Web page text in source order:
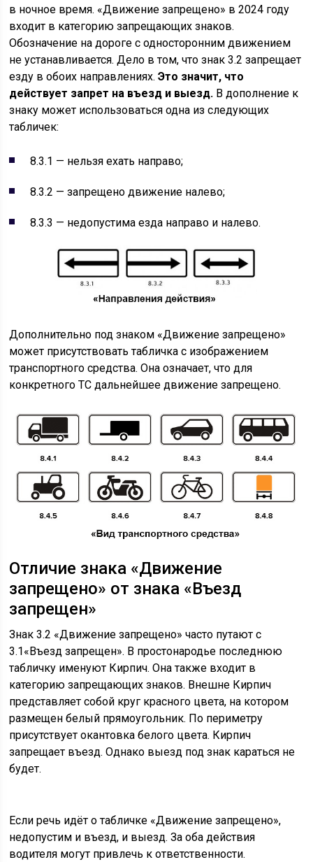
в ночное время. «Движение запрещено» в 2024 году
входит в категорию запрещающих знаков.
Обозначение на дороге с односторонним движением
не устанавливается. Дело в том, что знак 3.2 запрещает
езду в обоих направлениях.Это значит, что
действует запрет на въезд и выезд. В дополнение к
знаку может использоваться одна из следующих
табличек:
8.3.1 — нельзя ехать направо;
8.3.2 — запрещено движение налево;
8.3.3 — недопустима езда направо и налево.
Дополнительно под знаком «Движение запрещено»
может присутствовать табличка с изображением
транспортного средства. Она означает, что для
конкретного ТС дальнейшее движение запрещено.
Отличие знака «Движение
запрещено» от знака «Въезд
запрещен»
Знак 3.2 «Движение запрещено» часто путают с
3.1«Въезд запрещен». В простонародье последнюю
табличку именуют Кирпич. Она также входит в
категорию запрещающих знаков. Внешне Кирпич
представляет собой круг красного цвета, на котором
размещен белый прямоугольник. По периметру
присутствует окантовка белого цвета. Кирпич
запрещает въезд. Однако выезд под знак караться не
будет.
Если речь идёт о табличке «Движение запрещено»,
недопустим и въезд, и выезд. За оба действия
водителя могут привлечь к ответственности.